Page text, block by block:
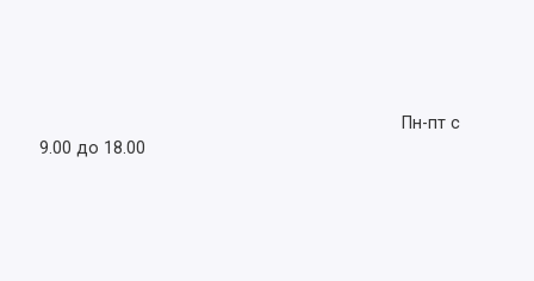
Пн-пт с
9.00 до 18.00